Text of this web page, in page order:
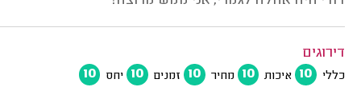
דירוגים
כללי 10 איכות 10 מחיר 10 זמנים 10 יחס 10